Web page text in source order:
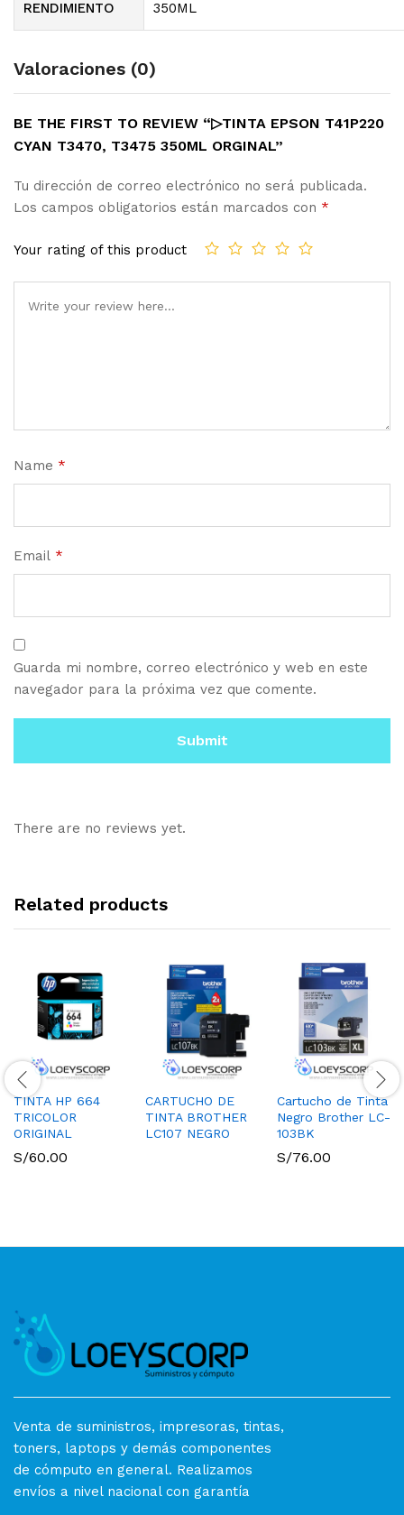
RENDIMIENTO 350ML
Valoraciones (0)
BE THE FIRST TO REVIEW “▷TINTA EPSON T41P220
CYAN T3470, T3475 350ML ORGINAL”
Tu dirección de correo electrónico no será publicada.
Los campos obligatorios están marcados con *
Your rating of this product
Name *
Email *
Guarda mi nombre, correo electrónico y web en este
navegador para la próxima vez que comente.
There are no reviews yet.
Related products
TINTA HP 664
TRICOLOR
ORIGINAL
S/60.00
CARTUCHO DE
TINTA BROTHER
LC107 NEGRO
Cartucho de Tinta
Negro Brother LC-
103BK
S/76.00
Venta de suministros, impresoras, tintas,
toners, laptops y demás componentes
de cómputo en general. Realizamos
envíos a nivel nacional con garantía